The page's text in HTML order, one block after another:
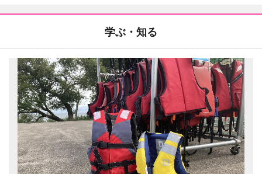
学ぶ・知る